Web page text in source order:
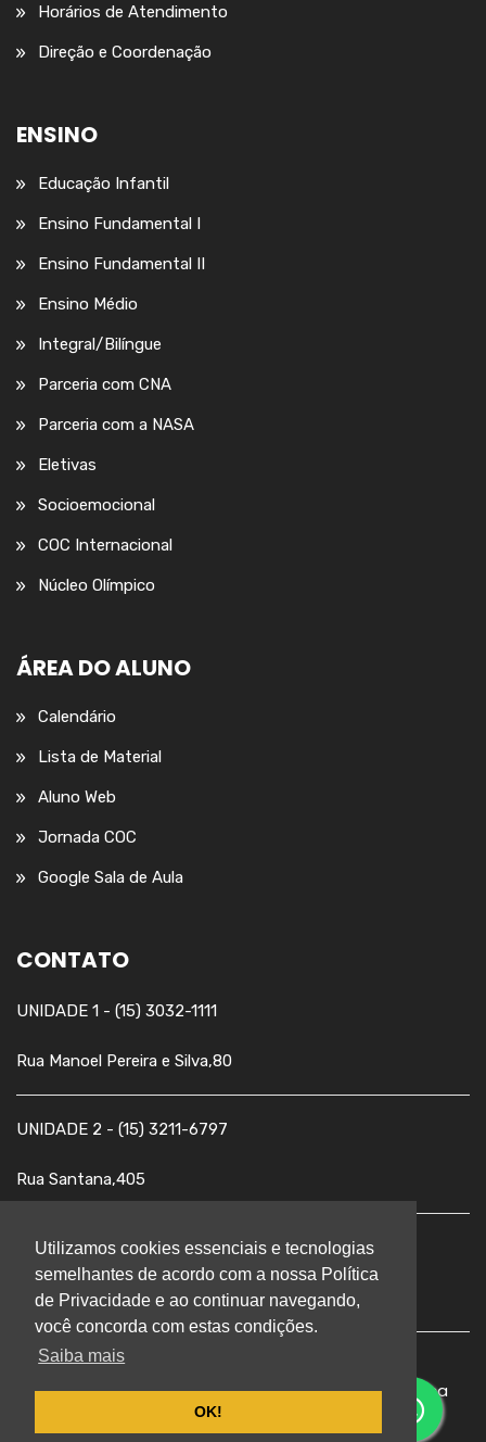
Utilizamos cookies essenciais e tecnologias
semelhantes de acordo com a nossa Política
de Privacidade e ao continuar navegando,
você concorda com estas condições.
Saiba mais
OK!
Horários de Atendimento
Direção e Coordenação
ENSINO
Educação Infantil
Ensino Fundamental I
Ensino Fundamental II
Ensino Médio
Integral/Bilíngue
Parceria com CNA
Parceria com a NASA
Eletivas
Socioemocional
COC Internacional
Núcleo Olímpico
ÁREA DO ALUNO
Calendário
Lista de Material
Aluno Web
Jornada COC
Google Sala de Aula
CONTATO
UNIDADE 1 - (15) 3032-1111
Rua Manoel Pereira e Silva,80
UNIDADE 2 - (15) 3211-6797
Rua Santana,405
UNIDADE 3 - (15) 3211-3131
Avenida Pereira da Silva,1.555
© 2026 COC.Todos os direitos reservados|
Política
e Privacidade